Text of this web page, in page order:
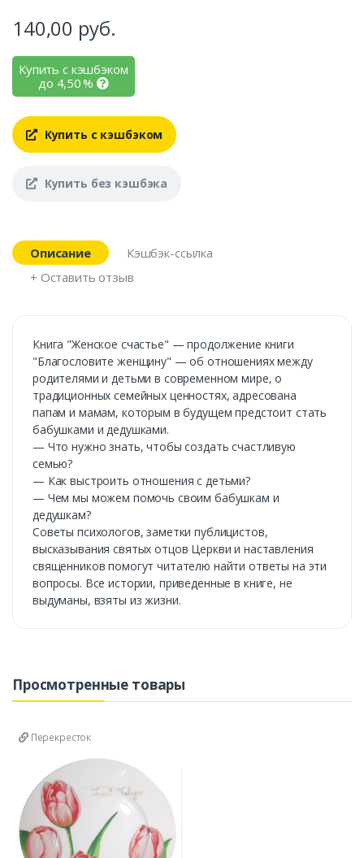
140,00 руб.
Купить с кэшбэком
до 4,50%
Купить с кэшбэком
Купить без кэшбэка
Описание
Кэшбэк-ссылка
+ Оставить отзыв
Книга "Женское счастье" — продолжение книги
"Благословите женщину" — об отношениях между
родителями и детьми в современном мире, о
традиционных семейных ценностях, адресована
папам и мамам, которым в будущем предстоит стать
бабушками и дедушками.
— Что нужно знать, чтобы создать счастливую
семью?
— Как выстроить отношения с детьми?
— Чем мы можем помочь своим бабушкам и
дедушкам?
Советы психологов, заметки публицистов,
высказывания святых отцов Церкви и наставления
священников помогут читателю найти ответы на эти
вопросы. Все истории, приведенные в книге, не
выдуманы, взяты из жизни.
Просмотренные товары
Перекресток